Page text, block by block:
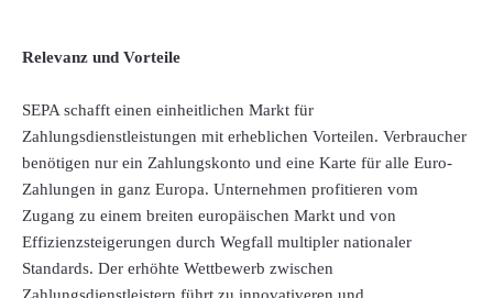
Relevanz und Vorteile
SEPA schafft einen einheitlichen Markt für
Zahlungsdienstleistungen mit erheblichen Vorteilen. Verbraucher
benötigen nur ein Zahlungskonto und eine Karte für alle Euro-
Zahlungen in ganz Europa. Unternehmen profitieren vom
Zugang zu einem breiten europäischen Markt und von
Effizienzsteigerungen durch Wegfall multipler nationaler
Standards. Der erhöhte Wettbewerb zwischen